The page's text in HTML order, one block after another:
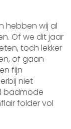
hebben wij al
Of we dit jaar
toch lekker
of gaan
fijn
niet
badmode
folder vol